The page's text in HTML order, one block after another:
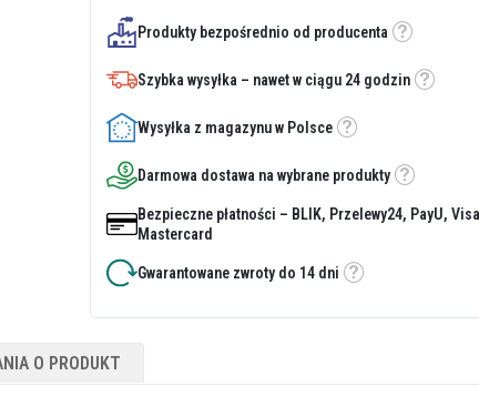
Produkty bezpośrednio od producenta
Etykietka
Szybka wysyłka – nawet w ciągu 24 godzin
Etykietka
Wysyłka z magazynu w Polsce
Etykietka
Darmowa dostawa na wybrane produkty
Etykietka
Bezpieczne płatności – BLIK, Przelewy24, PayU,
Mastercard
Gwarantowane zwroty do 14 dni
Etykietka
O PRODUKT